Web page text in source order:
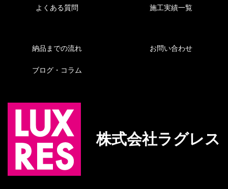
よくある質問 施工実績一覧
納品までの流れ
ブログ・コラム
お問い合わせ
株式会社ラグレス